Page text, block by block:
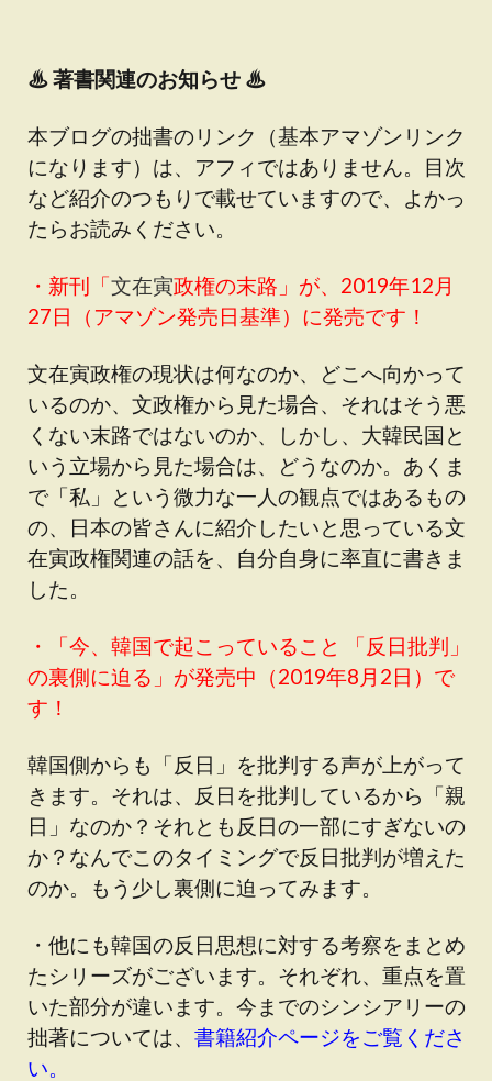
♨著書関連のお知らせ ♨
本ブログの拙書のリンク（基本アマゾンリンク
になります）は、アフィではありません。目次
など紹介のつもりで載せていますので、よかっ
たらお読みください。
・新刊「文在寅政権の末路 」が、2019年12月
27日（アマゾン発売日基準）に発売です！
文在寅政権の現状は何なのか、どこへ向かって
いるのか、文政権から見た場合、それはそう悪
くない末路ではないのか、しかし、大韓民国と
いう立場から見た場合は、どうなのか。あくま
で「私」という微力な一人の観点ではあるもの
の、日本の皆さんに紹介したいと思っている文
在寅政権関連の話を、自分自身に率直に書きま
した。
・「今、韓国で起こっていること 「反日批判」
の裏側に迫る 」が発売中（2019年8月2日）で
す！
韓国側からも「反日」を批判する声が上がって
きます。それは、反日を批判しているから「親
日」なのか？それとも反日の一部にすぎないの
か？なんでこのタイミングで反日批判が増えた
のか。もう少し裏側に迫ってみます。
・他にも韓国の反日思想に対する考察をまとめ
たシリーズがございます。それぞれ、重点を置
いた部分が違います。今までのシンシアリーの
拙著については、 書籍紹介ページをご覧くださ
い。